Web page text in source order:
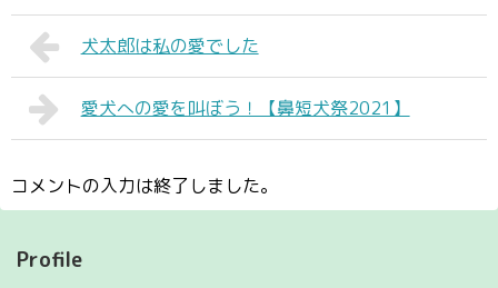
犬太郎は私の愛でした
愛犬への愛を叫ぼう！【鼻短犬祭2021】
コメントの入力は終了しました。
Profile